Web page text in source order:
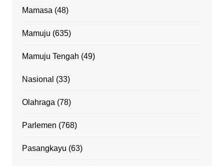
Mamasa (48)
Mamuju (635)
Mamuju Tengah (49)
Nasional (33)
Olahraga (78)
Parlemen (768)
Pasangkayu (63)